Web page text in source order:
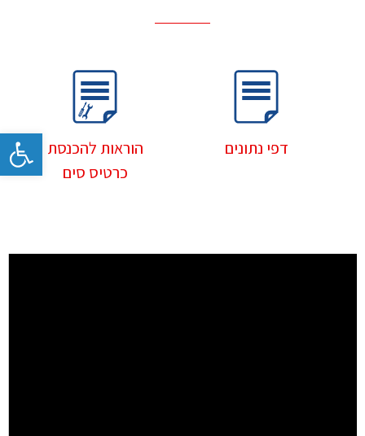
דפי נתונים
הוראות להכנסת
כרטיס סים